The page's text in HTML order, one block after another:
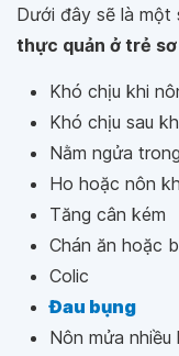
Dưới đây sẽ là một
thực quản ở trẻ sơ
Khó chịu khi
Khó chịu sau
Nằm ngửa
Ho hoặc nôn
Tăng cân kém
Chán ăn hoặc
Colic
Đau bụng
Nôn mửa